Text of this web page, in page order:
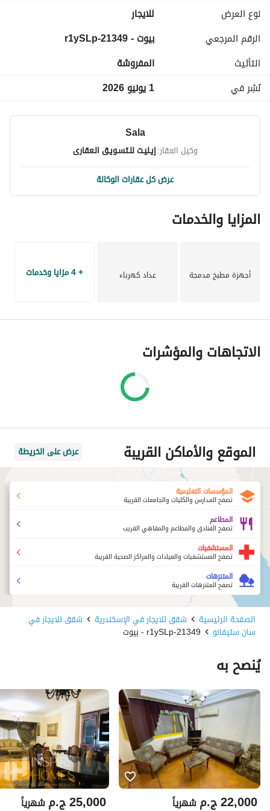
لــمــزيــد مــن الأستــفســـارات بــرجاء الأتصـــال
شــركــة { إيــليــت للتســويق العقــارى }
عرض معلومات الاتصال
نوع العرض
للايجار
الرقم المرجعي
بيوت - 21349-r1ySLp
التأثيث
المفروشة
نُشِر في
1 يونيو 2026
Sala
وكيل العقار:إيـليـت للـتسـويـق الـعقارى
عرض كل عقارات الوكالة
المزايا والخدمات
أجهزة مطبخ مدمجة عداد كهرباء + 4 مزايا وخدمات
الاتجاهات والمؤشرات
الموقع والأماكن القريبة عرض على الخريطة
المؤسسات التعليمية
تصفح المدارس والكليات والجامعات القريبة
المطاعم
تصفح الفنادق والمطاعم والمقاهي القريب
المستشفيات
تصفح المستشفيات والعيادات والمراكز الصحية القريبة
المتنزهات
تصفح المتنزهات القريبة
الصفحة الرئيسية شقق للايجار في الإسكندرية شقق للايجار في
سان ستيفانو 21349-r1ySLp - بيوت
يُنصح به
ج.م22,000 شهرياً ج.م25,000 شهرياً